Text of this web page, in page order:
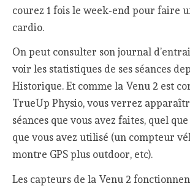
courez 1 fois le week-end pour faire
cardio.
On peut consulter son journal
voir les statistiques de ses séances
Historique. Et comme la Venu 2 est
TrueUp Physio, vous verrez
séances que vous avez faites, quel
que vous avez utilisé (un compteur
montre GPS plus outdoor, etc).
Les capteurs de la Venu 2